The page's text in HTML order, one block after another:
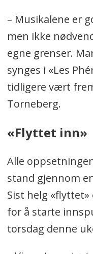
– Musikalene er
men ikke
egne grenser.
synges i «Les
tidligere vært
Torneberg.
«Flyttet inn»
Alle
stand gjennom
Sist helg
for å starte
torsdag denne